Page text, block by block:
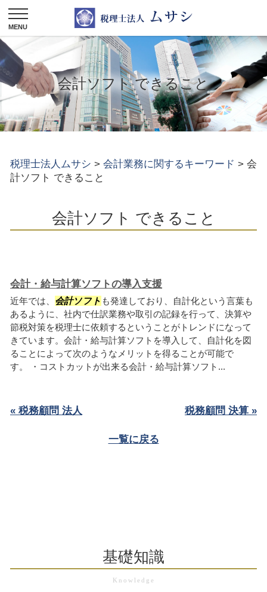
会計ソフト できること
税理士法人ムサシ > 会計業務に関するキーワード > 会
計ソフト できること
会計ソフト できること
会計・給与計算ソフトの導入支援
近年では、 会計ソフト も発達しており、自計化という言葉も
あるように、社内で仕訳業務や取引の記録を行って、決算や
節税対策を税理士に依頼するということがトレンドになって
きています。会計・給与計算ソフトを導入して、自計化を図
ることによって次のようなメリットを得ることが可能で
す。 ・コストカットが出来る会計・給与計算ソフト...
« 税務顧問 法人 税務顧問 決算 »
一覧に戻る
基礎知識